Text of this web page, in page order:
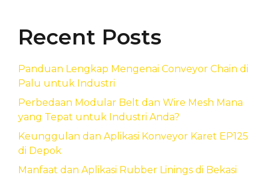
Recent Posts
Panduan Lengkap Mengenai Conveyor Chain di
Palu untuk Industri
Perbedaan Modular Belt dan Wire Mesh Mana
yang Tepat untuk Industri Anda?
Keunggulan dan Aplikasi Konveyor Karet EP125
di Depok
Manfaat dan Aplikasi Rubber Linings di Bekasi